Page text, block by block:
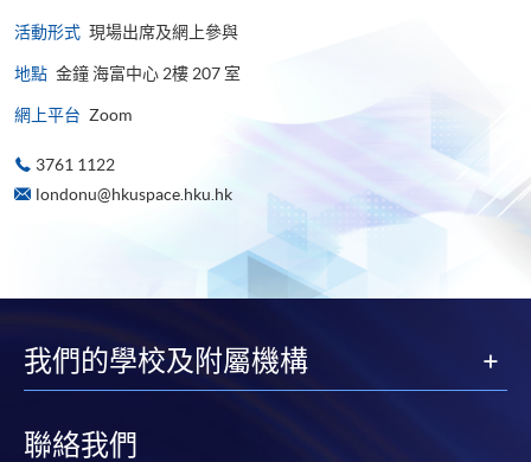
活動形式 現場出席及網上參與
地點 金鐘 海富中心 2樓 207 室
網上平台 Zoom
3761 1122
londonu@hkuspace.hku.hk
我們的學校及附屬機構
聯絡我們